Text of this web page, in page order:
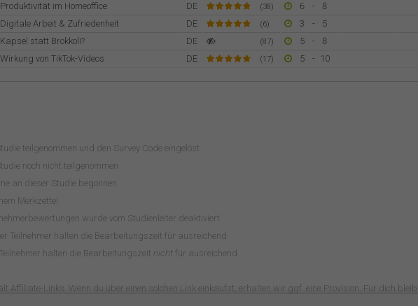
Produktivität im Homeoffice
DE (38) 6 -
8
Digitale Arbeit & Zufriedenheit
DE (6) 3 -
5
Kapsel statt Brokkoli?
DE (87) 5 -
8
Wirkung von TikTok-Videos
DE (17) 5 - 10
teilgenommen und den Survey Code eingelöst
noch nicht teilgenommen
an dieser Studie begonnen
Merkzettel
wurde vom Studienleiter deaktiviert
Teilnehmer halten die Bearbeitungszeit für ausreichend
halten die Bearbeitungszeit nicht für ausreichend
Affiliate-Links. Wenn du über einen solchen Link einkaufst, erhalten wir ggf. eine Provision. Für dich